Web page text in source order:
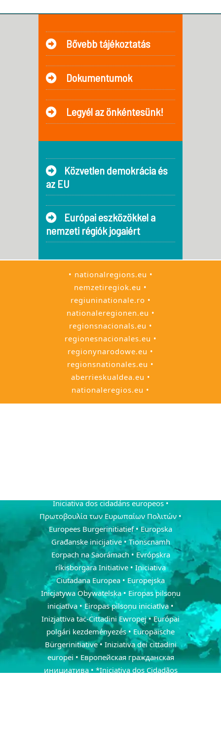
Bővebb tájékoztatás
Dokumentumok
Legyél az önkéntesünk!
Közvetlen demokrácia és
az EU
Európai eszközökkel a
nemzeti régiók jogaiért
• nationalregions.eu •
nemzetiregiok.eu •
regiuninationale.ro •
nationaleregionen.eu •
regionsnacionals.eu •
regionesnacionales.eu •
regionynarodowe.eu •
regionsnationales.eu •
aberrieskualdea.eu •
nationaleregios.eu •
Iniciativa dos cidadáns europeos •
Πρωτοβουλία των Ευρωπαίων Πολιτών •
Europees Burgerinitiatief • Europska
Građanske inicijative • Tionscnamh
Eorpach na Saorámach • Evrópskra
ríkisborgara Initiative • Iniciativa
Ciutadana Europea • Europejska
Inicjatywa Obywatelska • Eiropas pilsoņu
iniciatīva • Eiropas pilsoņu iniciatīva •
Inizjattiva taċ-Ċittadini Ewropej • Európai
polgári kezdeményezés • Europäische
Bürgerinitiative • Iniziativa dei cittadini
europei • Европейская гражданская
инициатива • *Iniciativa dos Cidadãos